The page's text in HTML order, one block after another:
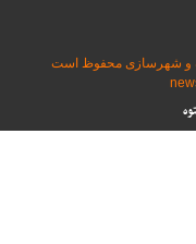
و شهرسازی محفوظ است